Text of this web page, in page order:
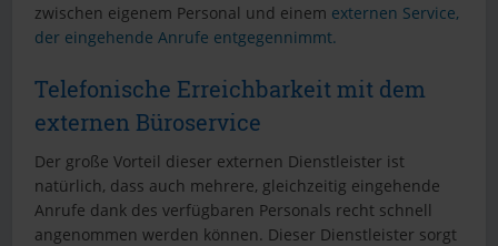
zwischen eigenem Personal und einem externen Service,
der eingehende Anrufe entgegennimmt.
Telefonische Erreichbarkeit mit dem
externen Büroservice
Der große Vorteil dieser externen Dienstleister ist
natürlich, dass auch mehrere, gleichzeitig eingehende
Anrufe dank des verfügbaren Personals recht schnell
angenommen werden können. Dieser Dienstleister sorgt